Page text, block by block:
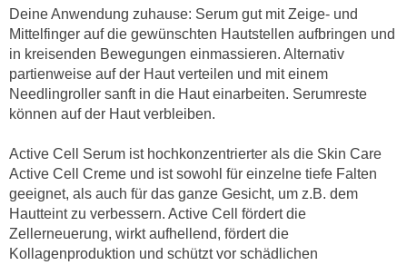
Deine Anwendung zuhause: Serum gut mit Zeige- und
Mittelfinger auf die gewünschten Hautstellen aufbringen und
in kreisenden Bewegungen einmassieren. Alternativ
partienweise auf der Haut verteilen und mit einem
Needlingroller sanft in die Haut einarbeiten. Serumreste
können auf der Haut verbleiben.
Active Cell Serum ist hochkonzentrierter als die Skin Care
Active Cell Creme und ist sowohl für einzelne tiefe Falten
geeignet, als auch für das ganze Gesicht, um z.B. dem
Hautteint zu verbessern. Active Cell fördert die
Zellerneuerung, wirkt aufhellend, fördert die
Kollagenproduktion und schützt vor schädlichen